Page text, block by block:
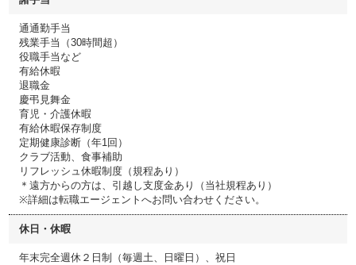
通通勤手当
残業手当（30時間超）
役職手当など
有給休暇
退職金
慶弔見舞金
育児・介護休暇
有給休暇保存制度
定期健康診断（年1回）
クラブ活動、食事補助
リフレッシュ休暇制度（規程あり）
＊遠方からの方は、引越し支度金あり（当社規程あり）
※詳細は転職エージェントへお問い合わせください。
休日・休暇
年末完全週休２日制（毎週土、日曜日）、祝日